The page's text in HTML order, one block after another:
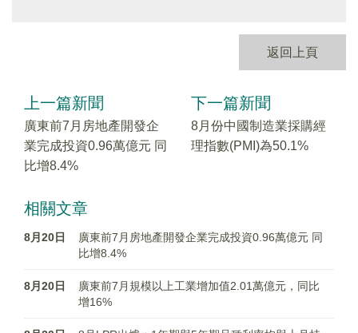
返回上頁
上一篇新聞
廣東前7月房地產開發企
業完成投資0.96萬億元 同
比增8.4%
下一篇新聞
8月份中國制造業採購經
理指數(PMI)為50.1%
相關文章
8月20日
廣東前7月房地產開發企業完成投資0.96萬億元 同
比增8.4%
8月20日
廣東前7月規模以上工業增加值2.01萬億元，同比
增16%